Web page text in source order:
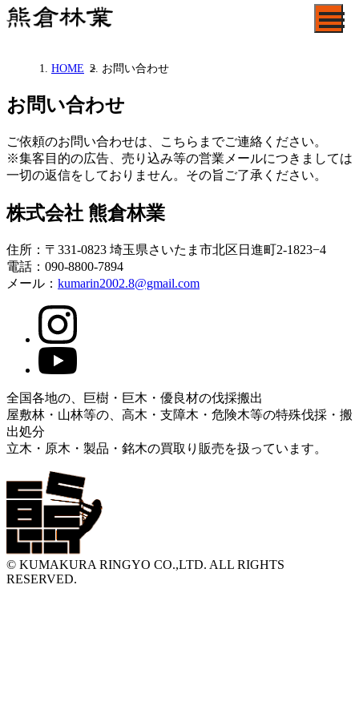
HOME ＞ お問い合わせ
お問い合わせ
ご依頼のお問い合わせは、こちらまでご連絡ください。
※集客目的の広告、売り込み等の営業メールにつきましては
一切の返信をしておりません。その旨ご了承ください。
株式会社 熊倉林業
住所：〒331-0823 埼玉県さいたま市北区日進町2-1823−4
電話：090-8800-7894
メール： kumarin2002.8@gmail.com
全国各地の、巨樹・巨木・優良材の伐採搬出
屋敷林・山林等の、高木・支障木・危険木等の特殊伐採・搬
出処分
立木・原木・製品・銘木の買取り販売を扱っています。
© KUMAKURA RINGYO CO.,LTD. ALL RIGHTS
RESERVED.